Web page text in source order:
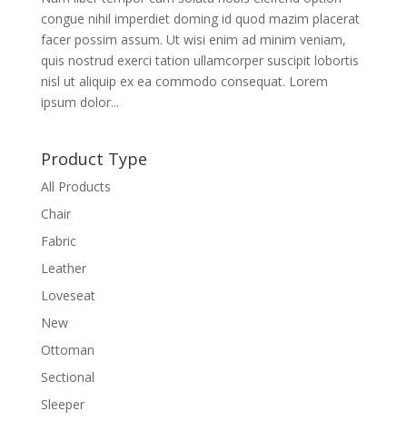
congue nihil imperdiet doming id quod mazim placerat
facer possim assum. Ut wisi enim ad minim veniam,
quis nostrud exerci tation ullamcorper suscipit lobortis
nisl ut aliquip ex ea commodo consequat. Lorem
ipsum dolor...
Product Type
All Products
Chair
Fabric
Leather
Loveseat
New
Ottoman
Sectional
Sleeper